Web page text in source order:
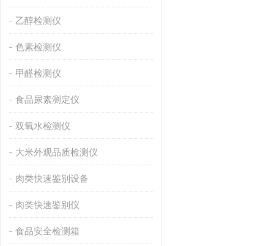
乙醇检测仪
色素检测仪
甲醛检测仪
食品尿素测定仪
双氧水检测仪
大米外观品质检测仪
肉类快速鉴别设备
肉类快速鉴别仪
食品安全检测箱